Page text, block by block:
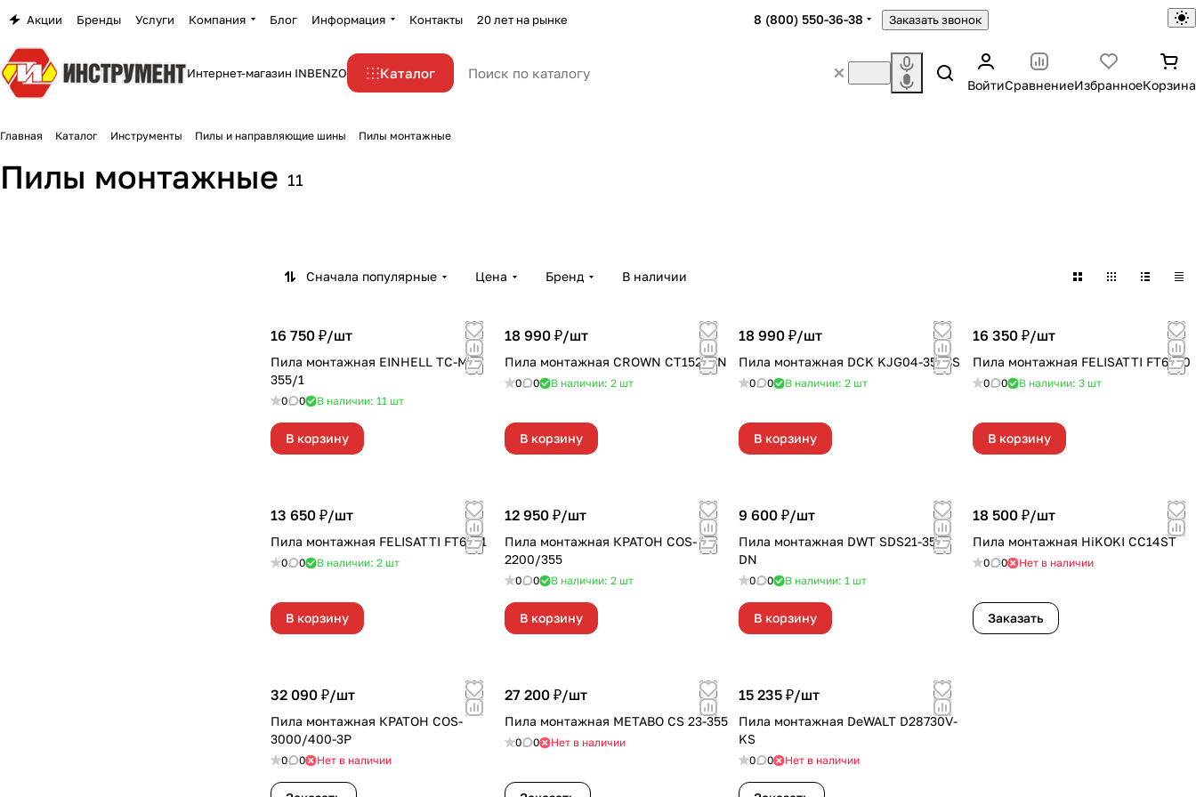
Акции Бренды Услуги Компания Блог Информация Контакты 20 лет на рынке 8 (800) 550-36-38 Заказать звонок
Интернет-магазин INBENZO Каталог
ВойтиСравнениеИзбранноеКорзина
Главная Каталог Инструменты Пилы и направляющие шины Пилы монтажные
Пилы монтажные 11
Сначала популярные Цена Бренд В наличии
16 750 ₽/шт
Пила монтажная EINHELL TC-MC
355/1
0 0 В наличии: 11 шт
В корзину
18 990 ₽/шт
Пила монтажная CROWN СТ15205N
0 0 В наличии: 2 шт
В корзину
18 990 ₽/шт
Пила монтажная DCK KJG04-355BS
0 0 В наличии: 2 шт
В корзину
16 350 ₽/шт
Пила монтажная FELISATTI FT6550
0 0 В наличии: 3 шт
В корзину
13 650 ₽/шт
Пила монтажная FELISATTI FT6551
0 0 В наличии: 2 шт
В корзину
12 950 ₽/шт
Пила монтажная КРАТОН COS-
2200/355
0 0 В наличии: 2 шт
В корзину
9 600 ₽/шт
Пила монтажная DWT SDS21-355
DN
0 0 В наличии: 1 шт
В корзину
18 500 ₽/шт
Пила монтажная HiKOKI CC14ST
0 0 Нет в наличии
Заказать
32 090 ₽/шт
Пила монтажная КРАТОН COS-
3000/400-3P
0 0 Нет в наличии
27 200 ₽/шт
Пила монтажная METABO CS 23-355
0 0 Нет в наличии
15 235 ₽/шт
Пила монтажная DeWALT D28730V-
KS
0 0 Нет в наличии